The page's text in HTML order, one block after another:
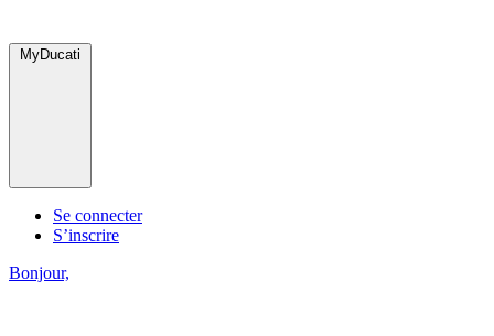
MyDucati
Se connecter
S’inscrire
Bonjour,